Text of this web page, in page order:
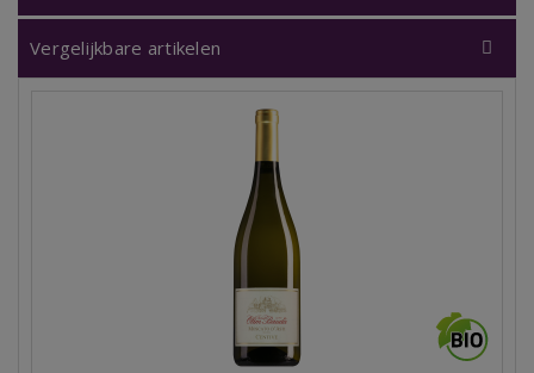
Vergelijkbare artikelen